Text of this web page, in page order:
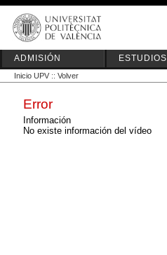
ADMISIÓN ESTUDIOS
Inicio UPV :: Volver
Error
Información
No existe información del vídeo